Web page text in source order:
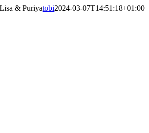
Lisa & Puriyatobi2024-03-07T14:51:18+01:00